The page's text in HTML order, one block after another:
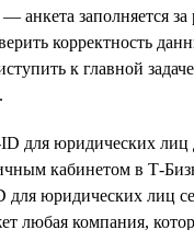
анкета заполняется за
корректность
к главной
для юридических лиц
кабинетом в Т-
юридических лиц
любая компания,